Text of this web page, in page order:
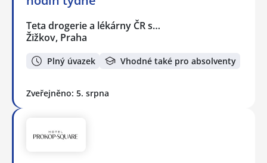
Teta drogerie a lékárny ČR s…
Žižkov, Praha
Plný úvazek Vhodné také pro absolventy
Zveřejněno: 5. srpna